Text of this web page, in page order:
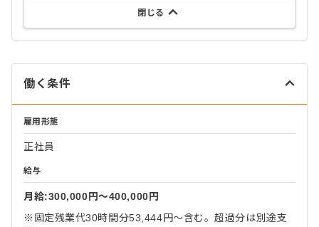
閉じる
働く条件
雇用形態
正社員
給与
月給:300,000円〜400,000円
※固定残業代30時間分53,444円～含む。超過分は別途支